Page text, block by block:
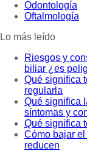
Odontología
Oftalmología
Lo más leído
Riesgos y
biliar ¿es
Qué significa
regularla
Qué significa
síntomas y
Qué significa
Cómo bajar
reducen